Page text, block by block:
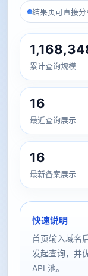
结果页可直接分
累计查询规模
16
最近查询展示
16
最新备案展示
快速说明
首页输入域名
发起查询，并
API 池。